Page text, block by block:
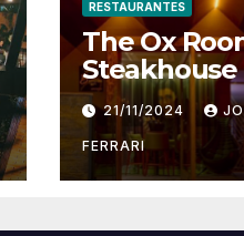
RESTAURANTES
The Ox
Steakhouse
21/11/2024
FERRARI